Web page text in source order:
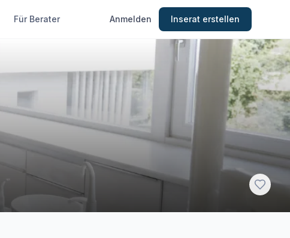
Für Berater Anmelden Inserat erstellen